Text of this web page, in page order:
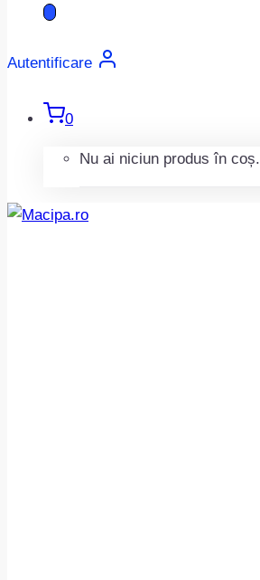
search
Autentificare
0
Nu ai niciun produs în coș.